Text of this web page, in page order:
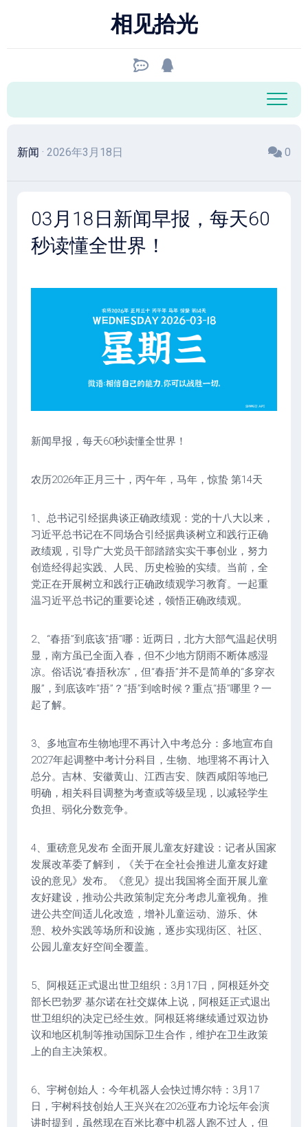
相见拾光
新闻 · 2026年3月18日 0
03月18日新闻早报，每天60
秒读懂全世界！
新闻早报，每天60秒读懂全世界！
农历2026年正月三十，丙午年，马年，惊蛰 第14天
1、总书记引经据典谈正确政绩观：党的十八大以来，
习近平总书记在不同场合引经据典谈树立和践行正确
政绩观，引导广大党员干部踏踏实实干事创业，努力
创造经得起实践、人民、历史检验的实绩。当前，全
党正在开展树立和践行正确政绩观学习教育。一起重
温习近平总书记的重要论述，领悟正确政绩观。
2、“春捂”到底该“捂”哪：近两日，北方大部气温起伏明
显，南方虽已全面入春，但不少地方阴雨不断体感湿
凉。俗话说“春捂秋冻”，但“春捂”并不是简单的“多穿衣
服”，到底该咋“捂”？“捂”到啥时候？重点“捂”哪里？一
起了解。
3、多地宣布生物地理不再计入中考总分：多地宣布自
2027年起调整中考计分科目，生物、地理将不再计入
总分。吉林、安徽黄山、江西吉安、陕西咸阳等地已
明确，相关科目调整为考查或等级呈现，以减轻学生
负担、弱化分数竞争。
4、重磅意见发布 全面开展儿童友好建设：记者从国家
发展改革委了解到，《关于在全社会推进儿童友好建
设的意见》发布。《意见》提出我国将全面开展儿童
友好建设，推动公共政策制定充分考虑儿童视角。推
进公共空间适儿化改造，增补儿童运动、游乐、休
憩、校外实践等场所和设施，逐步实现街区、社区、
公园儿童友好空间全覆盖。
5、阿根廷正式退出世卫组织：3月17日，阿根廷外交
部长巴勃罗·基尔诺在社交媒体上说，阿根廷正式退出
世卫组织的决定已经生效。阿根廷将继续通过双边协
议和地区机制等推动国际卫生合作，维护在卫生政策
上的自主决策权。
6、宇树创始人：今年机器人会快过博尔特：3月17
日，宇树科技创始人王兴兴在2026亚布力论坛年会演
讲时提到，虽然现在百米比赛中机器人跑不过人，但